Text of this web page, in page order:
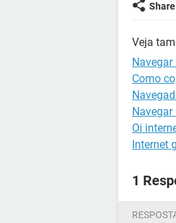
Share
Veja
Como
Oi
Internet
1